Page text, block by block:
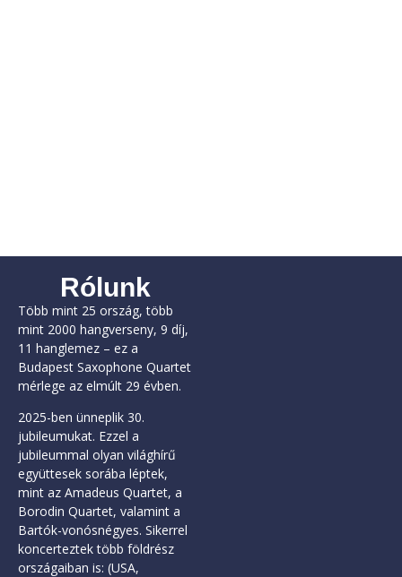
Rólunk
Több mint 25 ország, több
mint 2000 hangverseny, 9 díj,
11 hanglemez – ez a
Budapest Saxophone Quartet
mérlege az elmúlt 29 évben.
2025-ben ünneplik 30.
jubileumukat. Ezzel a
jubileummal olyan világhírű
együttesek sorába léptek,
mint az Amadeus Quartet, a
Borodin Quartet, valamint a
Bartók-vonósnégyes. Sikerrel
koncerteztek több földrész
országaiban is: (USA,